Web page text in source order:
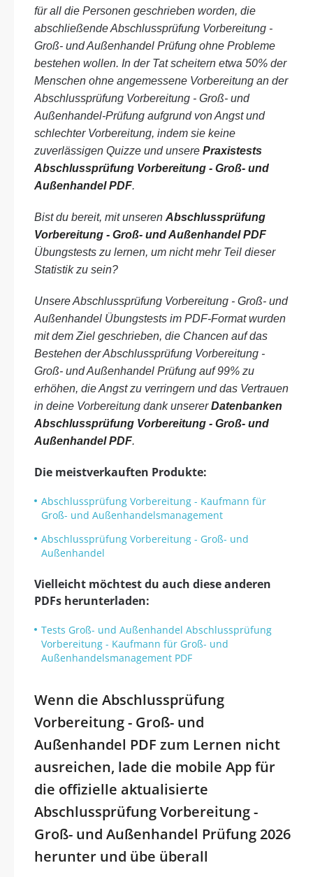
für all die Personen geschrieben worden, die
abschließende Abschlussprüfung Vorbereitung -
Groß- und Außenhandel Prüfung ohne Probleme
bestehen wollen. In der Tat scheitern etwa 50% der
Menschen ohne angemessene Vorbereitung an der
Abschlussprüfung Vorbereitung - Groß- und
Außenhandel-Prüfung aufgrund von Angst und
schlechter Vorbereitung, indem sie keine
zuverlässigen Quizze und unsere Praxistests
Abschlussprüfung Vorbereitung - Groß- und
Außenhandel PDF.
Bist du bereit, mit unseren Abschlussprüfung
Vorbereitung - Groß- und Außenhandel PDF
Übungstests zu lernen, um nicht mehr Teil dieser
Statistik zu sein?
Unsere Abschlussprüfung Vorbereitung - Groß- und
Außenhandel Übungstests im PDF-Format wurden
mit dem Ziel geschrieben, die Chancen auf das
Bestehen der Abschlussprüfung Vorbereitung -
Groß- und Außenhandel Prüfung auf 99% zu
erhöhen, die Angst zu verringern und das Vertrauen
in deine Vorbereitung dank unsererDatenbanken
Abschlussprüfung Vorbereitung - Groß- und
Außenhandel PDF.
Die meistverkauften Produkte:
Abschlussprüfung Vorbereitung - Kaufmann für
Groß- und Außenhandelsmanagement
Abschlussprüfung Vorbereitung - Groß- und
Außenhandel
Vielleicht möchtest du auch diese anderen
PDFs herunterladen:
Tests Groß- und Außenhandel Abschlussprüfung
Vorbereitung - Kaufmann für Groß- und
Außenhandelsmanagement PDF
Wenn die Abschlussprüfung
Vorbereitung - Groß- und
Außenhandel PDF zum Lernen nicht
ausreichen, lade die mobile App für
die offizielle aktualisierte
Abschlussprüfung Vorbereitung -
Groß- und Außenhandel Prüfung 2026
herunter und übe überall